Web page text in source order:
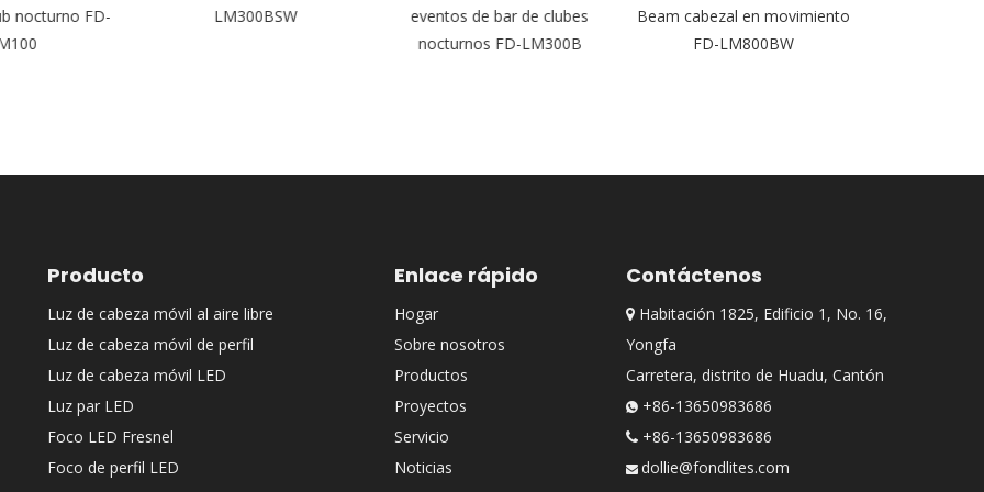
nocturno FD-
LM300BSW
eventos de bar de clubes
nocturnos FD-LM300B
Beam cabezal en movimiento
FD-LM800BW
Producto
Luz de cabeza móvil al aire libre
Luz de cabeza móvil de perfil
Luz de cabeza móvil LED
Luz par LED
Foco LED Fresnel
Foco de perfil LED
Enlace rápido
Hogar
Sobre nosotros
Productos
Proyectos
Servicio
Noticias
Contáctenos
Habitación 1825, Edificio 1, No. 16,
Yongfa
Carretera, distrito de Huadu, Cantón
+86-13650983686
+86-13650983686
 dollie@fondlites.com